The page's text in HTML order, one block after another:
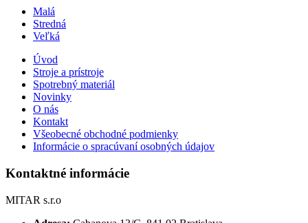
Malá
Stredná
Veľká
Úvod
Stroje a prístroje
Spotrebný materiál
Novinky
O nás
Kontakt
Všeobecné obchodné podmienky
Informácie o spracúvaní osobných údajov
Kontaktné informácie
MITAR s.r.o